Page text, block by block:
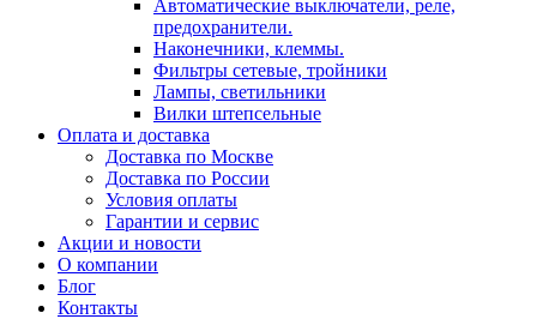
Автоматические выключатели, реле,
предохранители.
Наконечники, клеммы.
Фильтры сетевые, тройники
Лампы, светильники
Вилки штепсельные
Оплата и доставка
Доставка по Москве
Доставка по России
Условия оплаты
Гарантии и сервис
Акции и новости
О компании
Блог
Контакты